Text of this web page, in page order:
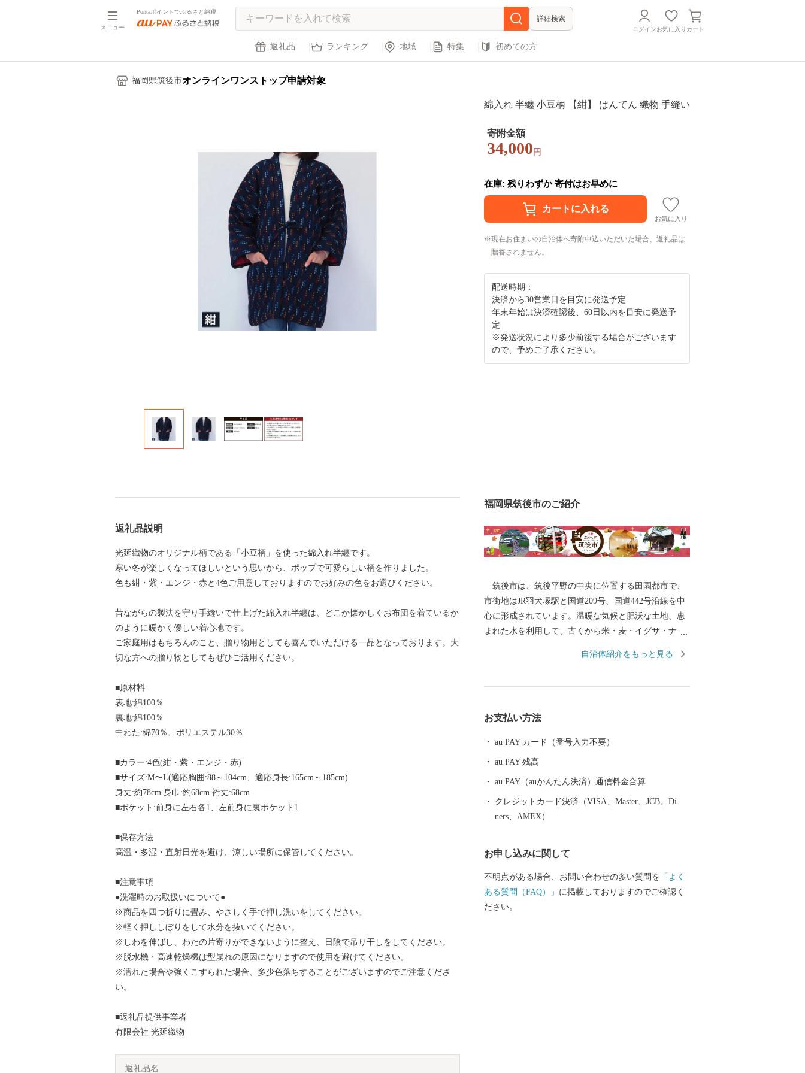
メニュー
Pontaポイントでふるさと納税
詳細検索
ログインお気に入り カート
返礼品 ランキング 地域 特集 初めての方
福岡県筑後市オンラインワンストップ申請対象
綿入れ 半纏 小豆柄 【紺】 はんてん 織物 手縫い
寄附金額
34,000 円
在庫: 残りわずか 寄付はお早めに
お気に入り
現在お住まいの自治体へ寄附申込いただいた場合、返礼品は
贈答されません。
配送時期：
決済から30営業日を目安に発送予定
年末年始は決済確認後、60日以内を目安に発送予
定
※発送状況により多少前後する場合がございます
ので、予めご了承ください。
返礼品説明
光延織物のオリジナル柄である「小豆柄」を使った綿入れ半纏です。
寒い冬が楽しくなってほしいという思いから、ポップで可愛らしい柄を作りました。
色も紺・紫・エンジ・赤と4色ご用意しておりますのでお好みの色をお選びください。
昔ながらの製法を守り手縫いで仕上げた綿入れ半纏は、どこか懐かしくお布団を着ているか
のように暖かく優しい着心地です。
ご家庭用はもちろんのこと、贈り物用としても喜んでいただける一品となっております。大
切な方への贈り物としてもぜひご活用ください。
■原材料
表地:綿100％
裏地:綿100％
中わた:綿70％、ポリエステル30％
■カラー:4色(紺・紫・エンジ・赤)
■サイズ:M〜L(適応胸囲:88～104cm、適応身長:165cm～185cm)
身丈:約78cm 身巾:約68cm 裄丈:68cm
■ポケット:前身に左右各1、左前身に裏ポケット1
■保存方法
高温・多湿・直射日光を避け、涼しい場所に保管してください。
■注意事項
●洗濯時のお取扱いについて●
※商品を四つ折りに畳み、やさしく手で押し洗いをしてください。
※軽く押ししぼりをして水分を抜いてください。
※しわを伸ばし、わたの片寄りができないように整え、日陰で吊り干しをしてください。
※脱水機・高速乾燥機は型崩れの原因になりますので使用を避けてください。
※濡れた場合や強くこすられた場合、多少色落ちすることがございますのでご注意くださ
い。
■返礼品提供事業者
有限会社 光延織物
返礼品名
福岡県筑後市のご紹介
筑後市は、筑後平野の中央に位置する田園都市で、
市街地はJR羽犬塚駅と国道209号、国道442号沿線を中
心に形成されています。温暖な気候と肥沃な土地、恵
まれた水を利用して、古くから米・麦・イグサ・ナ
れてきました。また、交通の便の良さを生かして企業
「HAWKSベースボールパーク筑後」が開業。駅周辺に
続けています。
自治体紹介をもっと見る
お支払い方法
au PAY カード（番号入力不要）
au PAY 残高
au PAY（auかんたん決済）通信料金合算
クレジットカード決済（VISA、Master、JCB、Di
ners、AMEX）
お申し込みに関して
不明点がある場合、お問い合わせの多い質問を 「よく
ある質問（FAQ）」 に掲載しておりますのでご確認く
ださい。